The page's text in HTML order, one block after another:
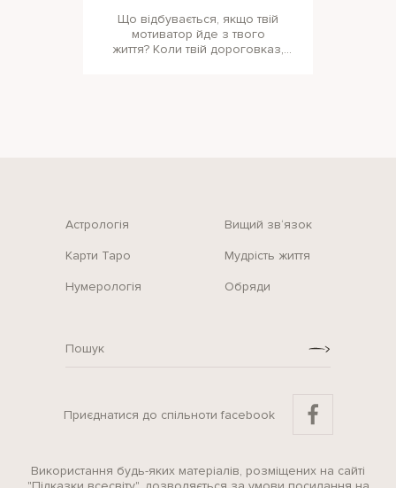
Що відбувається, якщо твій
мотиватор йде з твого
життя? Коли твій дороговказ,
Астрологія Вищий зв‘язок
Карти Таро Мудрість життя
Нумерологія Обряди
Приєднатися до спільноти facebook
Використання будь-яких матеріалів, розміщених на сайті